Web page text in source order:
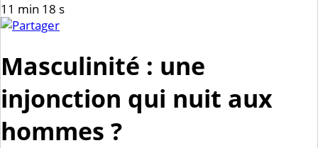
11 min 18 s
Masculinité : une
injonction qui nuit aux
hommes ?